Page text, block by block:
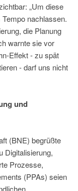
„Um diese
nachlassen.
die Planung
warnte sie vor
Effekt - zu spät
- darf uns nicht
und
(BNE) begrüßte
Digitalisierung,
Prozesse,
(PPAs) seien